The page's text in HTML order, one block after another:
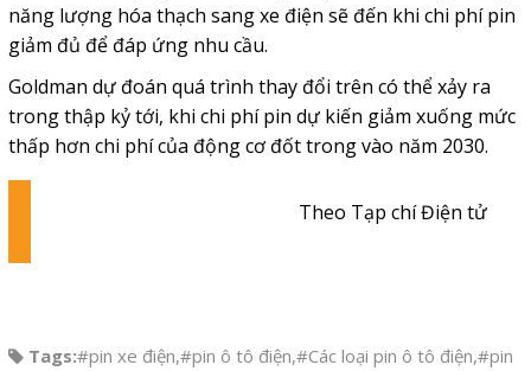
năng lượng hóa thạch sang xe điện sẽ đến khi chi phí pin
giảm đủ để đáp ứng nhu cầu.
Goldman dự đoán quá trình thay đổi trên có thể xảy ra
trong thập kỷ tới, khi chi phí pin dự kiến giảm xuống mức
thấp hơn chi phí của động cơ đốt trong vào năm 2030.
Theo Tạp chí Điện tử
Tags:#pin xe điện,#pin ô tô điện,#Các loại pin ô tô điện,#pin